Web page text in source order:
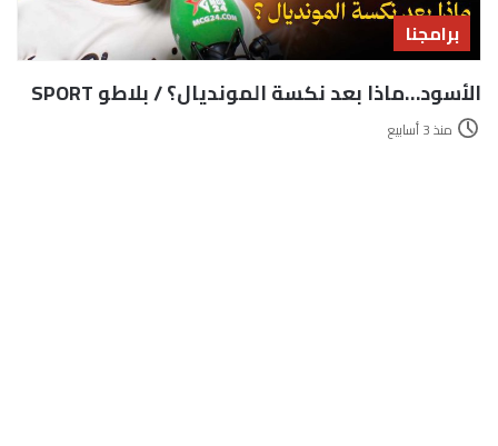
برامجنا
الأسود…ماذا بعد نكسة المونديال؟ / بلاطو SPORT
منذ 3 أسابيع